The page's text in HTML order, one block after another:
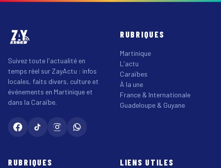
Suivez toute l'actualité en
temps réel sur ZayActu : infos
locales, faits divers, culture et
événements en Martinique et
dans la Caraïbe.
RUBRIQUES
Martinique
L'actu
Caraïbes
À la une
France & Internationale
Guadeloupe & Guyane
RUBRIQUES LIENS UTILES